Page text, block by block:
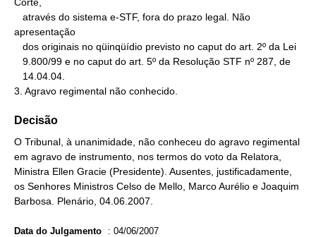
Corte,
apresentação
3. Agravo regimental não conhecido.
Decisão
O Tribunal, à unanimidade, não conheceu do agravo regimental
em agravo de instrumento, nos termos do voto da Relatora,
Ministra Ellen Gracie (Presidente). Ausentes, justificadamente,
os Senhores Ministros Celso de Mello, Marco Aurélio e Joaquim
Barbosa. Plenário, 04.06.2007.
Data do Julgamento : 04/06/2007